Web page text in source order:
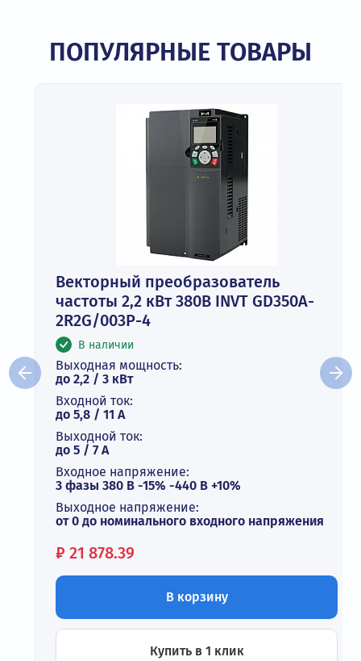
ПОПУЛЯРНЫЕ ТОВАРЫ
Векторный преобразователь
частоты 2,2 кВт 380В INVT GD350A-
2R2G/003P-4
В наличии
Выходная мощность:
до 2,2 / 3 кВт
Входной ток:
до 5,8 / 11 А
Выходной ток:
до 5 / 7 A
Входное напряжение:
3 фазы 380 В -15% -440 В +10%
Выходное напряжение:
от 0 до номинального входного напряжения
Цена:
₽ 21 878.39
В корзину
Купить в 1 клик